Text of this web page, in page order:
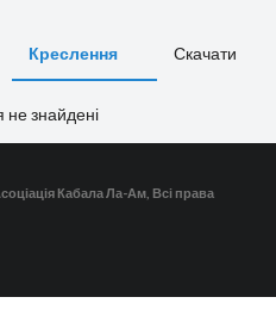
Креслення Скачати
не знайдені
Кабала Ла-Ам, Всі права